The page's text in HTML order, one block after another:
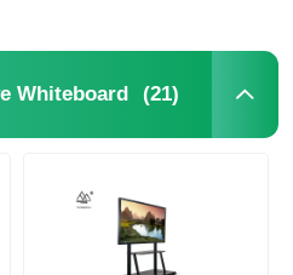
Whiteboard (21)